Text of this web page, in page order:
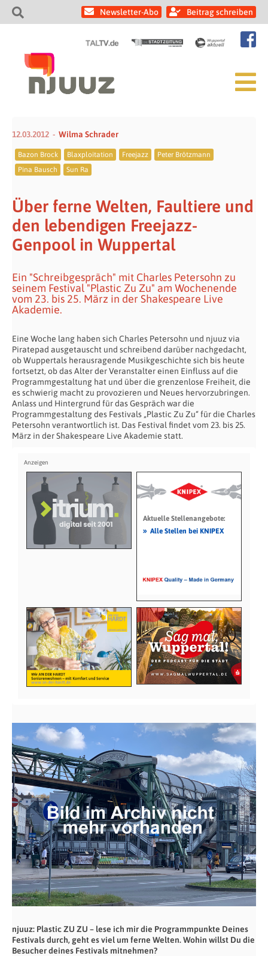
Newsletter-Abo Beitrag schreiben
12.03.2012 Wilma Schrader
Bazon Brock Blaxploitation Freejazz
Peter Brötzmann
Pina Bausch
Sun Ra
Über ferne Welten, Faultiere und
den lebendigen Freejazz-
Genpool in Wuppertal
Ein "Schreibgespräch" mit Charles Petersohn zu
seinem Festival "Plastic Zu Zu" am Wochenende
vom 23. bis 25. März in der Shakespeare Live
Akademie.
Eine Woche lang haben sich Charles Petersohn und njuuz via
Piratepad ausgetauscht und schreibend darüber nachgedacht,
ob Wuppertals herausragende Musikgeschichte sich bis heute
fortsetzt, ob das Alter der Veranstalter einen Einfluss auf die
Programmgestaltung hat und über die grenzenlose Freiheit, die
es schwierig macht zu provozieren und Neues hervorzubringen.
Anlass und Hintergrund für das Gespräch war die
Programmgestaltung des Festivals „Plastic Zu Zu“ für die Charles
Petersohn verantwortlich ist. Das Festival findet vom 23. bis 25.
März in der Shakespeare Live Akademie statt.
Aktuelle Stellenangebote:
» Alle Stellen bei KNIPEX
njuuz: Plastic ZU ZU – lese ich mir die Programmpunkte Deines
Festivals durch, geht es viel um ferne Welten. Wohin willst Du die
Besucher deines Festivals mitnehmen?